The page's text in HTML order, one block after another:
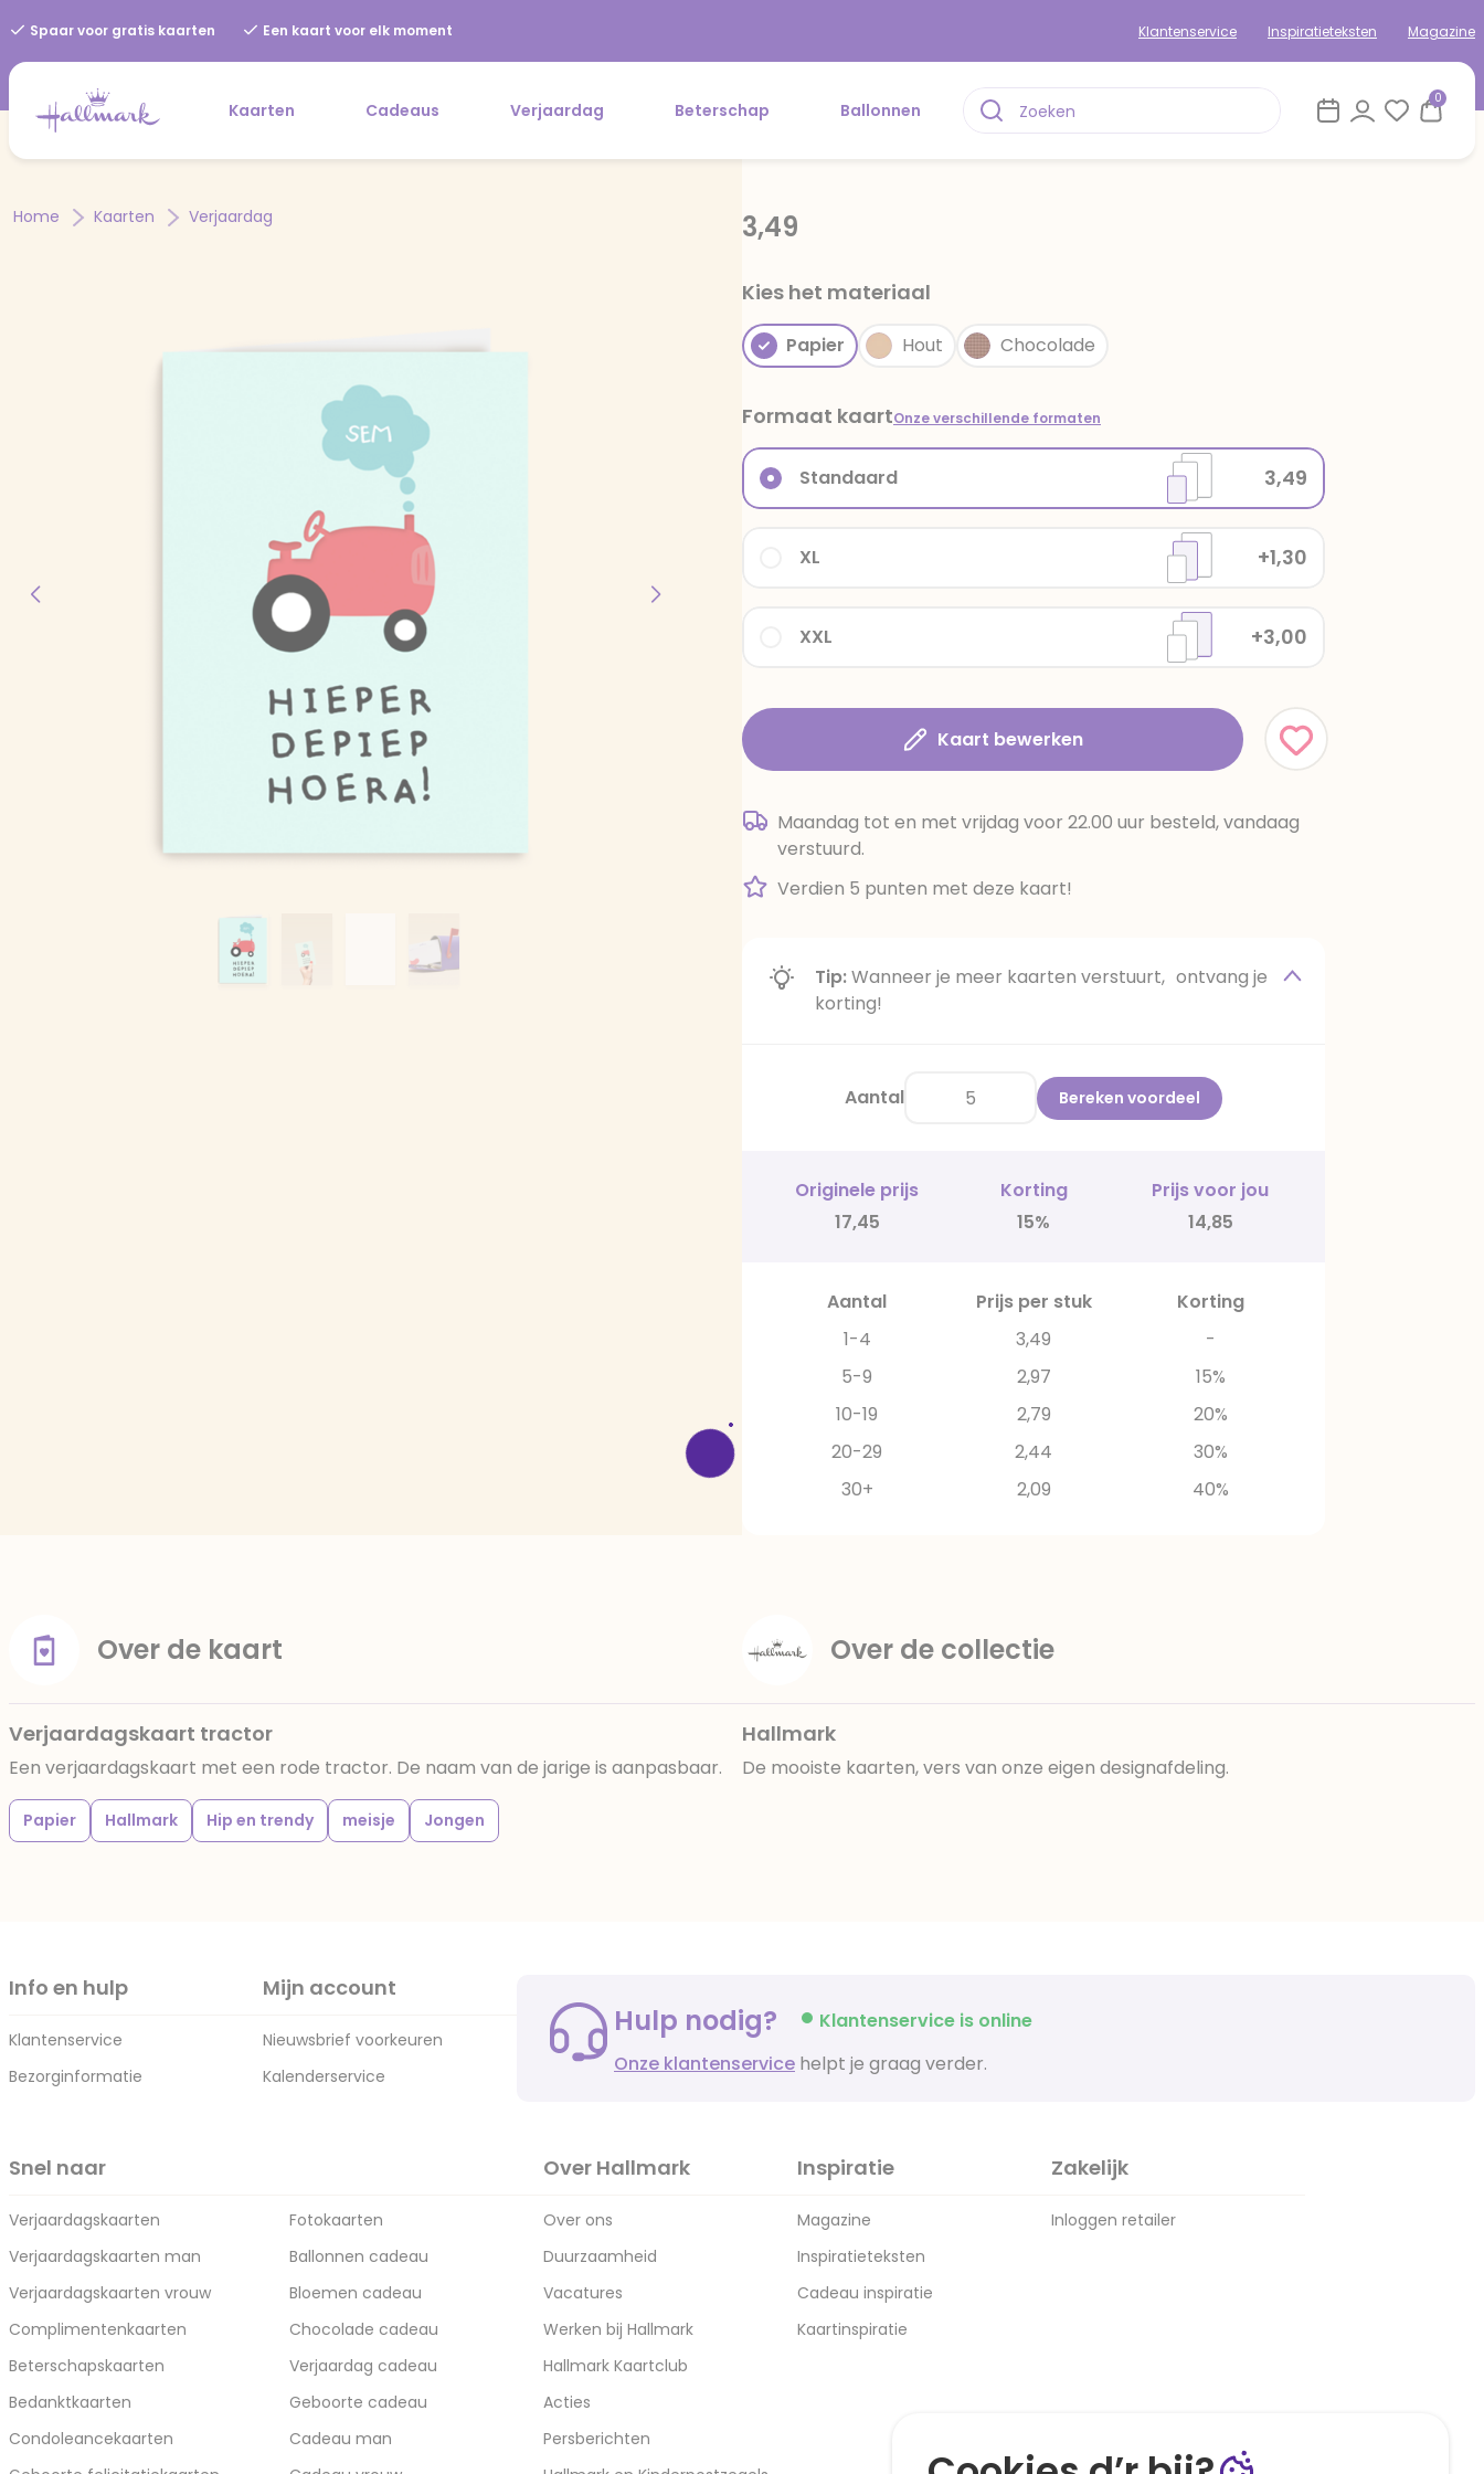
Spaar voor gratis kaarten Een kaart voor elk moment Klantenservice Inspiratieteksten Magazine
Kaarten Cadeaus Verjaardag Beterschap Ballonnen
0
Home Kaarten Verjaardag 3,49
Kies het materiaal
Papier Hout Chocolade
Formaat kaartOnze verschillende formaten
XXL +3,00
XL +1,30
Standaard 3,49
Kaart bewerken
Maandag tot en met vrijdag voor 22.00 uur besteld, vandaag
verstuurd.
Verdien 5 punten met deze kaart!
Tip:Wanneer je meer kaarten verstuurt, ontvang je
korting!
Aantal Bereken voordeel
Originele prijs Korting
Prijs voor jou
17,45
15% 14,85
Aantal Prijs per stuk
Korting
1-4
3,49
-
5-9
2,97
15%
10-19
2,79
20%
20-29
2,44
30%
30+
2,09 40%
Over de kaart
Verjaardagskaart tractor
Een verjaardagskaart met een rode tractor. De naam van de jarige is aanpasbaar.
Papier Hallmark Hip en trendy meisje Jongen
Over de collectie
Hallmark
De mooiste kaarten, vers van onze eigen designafdeling.
Info en hulp
Klantenservice
Bezorginformatie
Mijn account
Nieuwsbrief voorkeuren
Kalenderservice
Hulp nodig?
Klantenservice is online
Onze klantenservice helpt je graag verder.
Snel naar
Verjaardagskaarten
Verjaardagskaarten man
Verjaardagskaarten vrouw
Complimentenkaarten
Beterschapskaarten
Bedanktkaarten
Condoleancekaarten
Fotokaarten
Ballonnen cadeau
Bloemen cadeau
Chocolade cadeau
Verjaardag cadeau
Geboorte cadeau
Cadeau man
Over Hallmark
Over ons
Duurzaamheid
Vacatures
Werken bij Hallmark
Hallmark Kaartclub
Acties
Persberichten
Inspiratie
Magazine
Inspiratieteksten
Cadeau inspiratie
Kaartinspiratie
Zakelijk
Inloggen retailer